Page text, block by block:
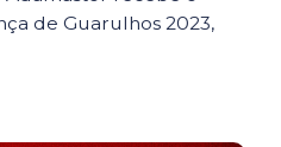
de Guarulhos 2023,